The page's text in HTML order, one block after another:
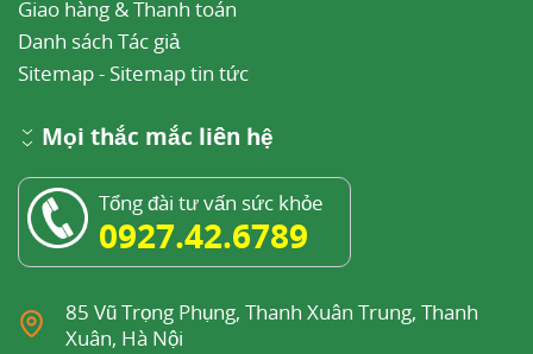
Giao hàng & Thanh toán
Danh sách Tác giả
Sitemap- Sitemap tin tức
Mọi thắc mắc liên hệ
Tổng đài tư vấn sức khỏe
0927.42.6789
85 Vũ Trọng Phụng, Thanh Xuân Trung, Thanh
Xuân, Hà Nội